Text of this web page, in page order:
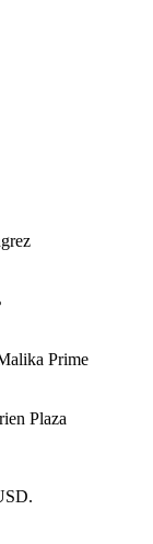
Prime
Plaza